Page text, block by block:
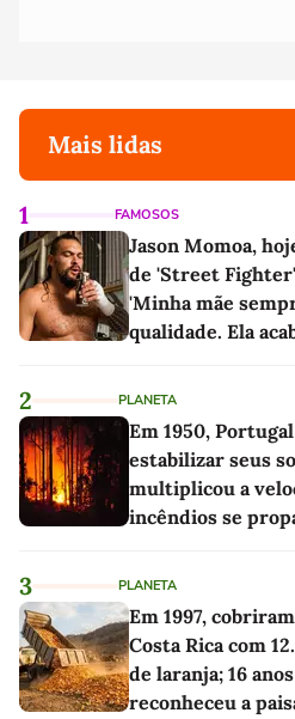
Mais lidas
1 FAMOSOS
Jason Momoa,
de 'Street
'Minha mãe
qualidade. Ela
2 PLANETA
Em 1950,
estabilizar seus
multiplicou a
incêndios se
3 PLANETA
Em 1997,
Costa Rica com
de laranja; 16
reconheceu a